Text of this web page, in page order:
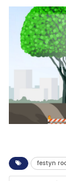
festyn